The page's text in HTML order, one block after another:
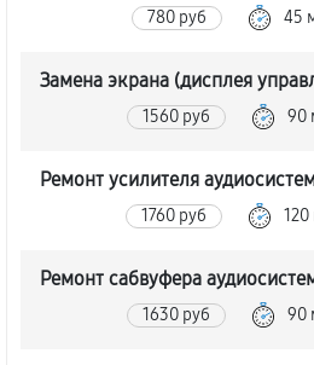
780 руб 45
Замена экрана (дисплея
1560 руб 90
Ремонт усилителя
1760 руб
Ремонт сабвуфера
1630 руб 90